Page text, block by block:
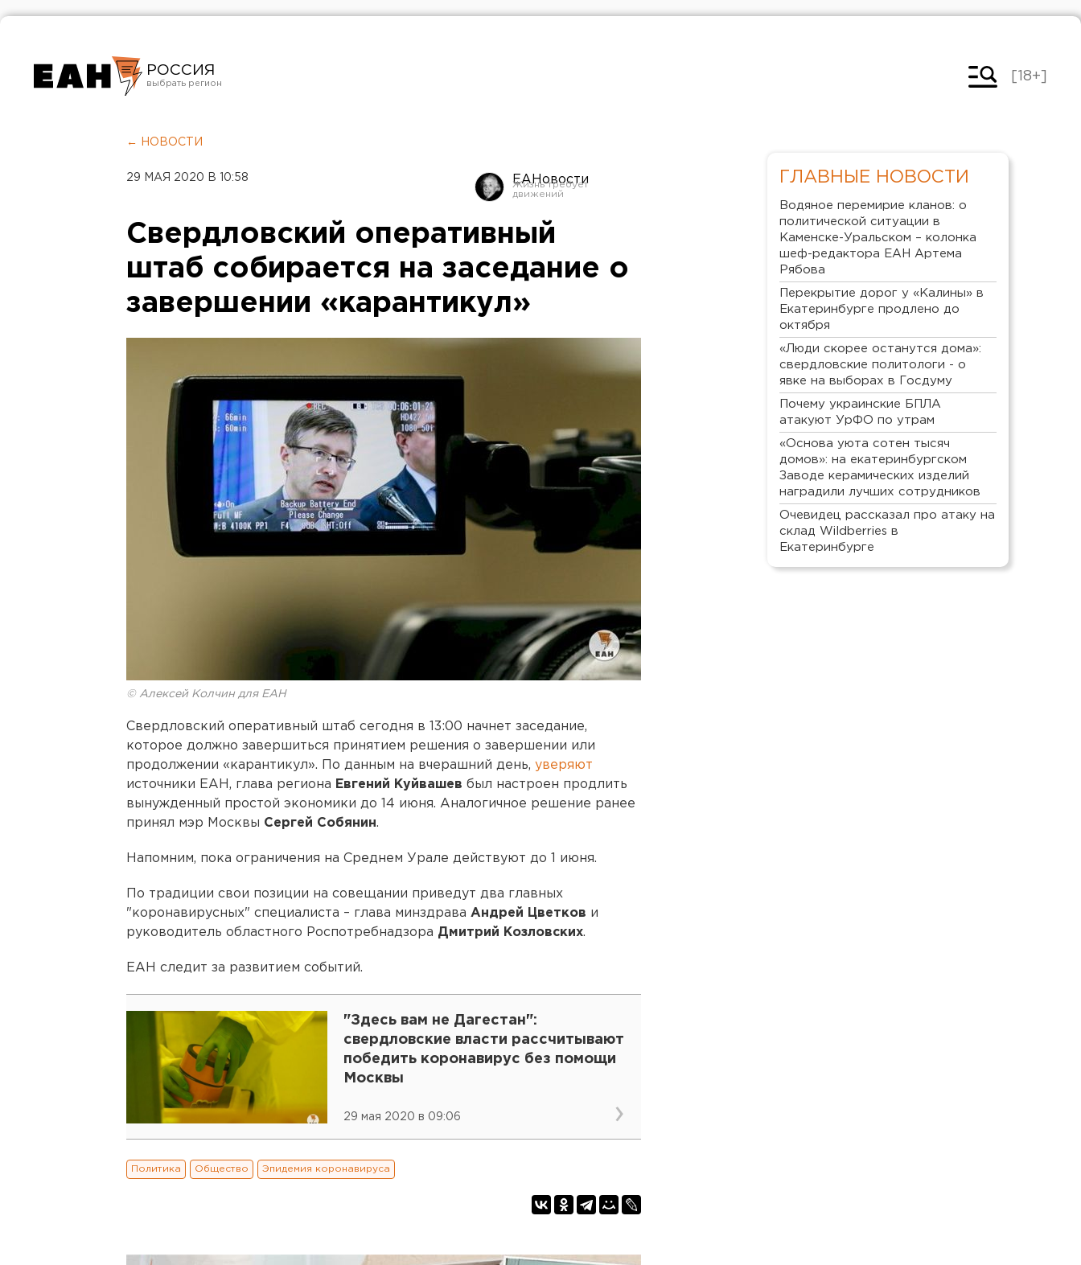
РОССИЯ
Челябинск
[18+]
← НОВОСТИ
29 МАЯ 2020 В 10:58 ЕАНовости
Свердловский оперативный
штаб собирается на заседание о
завершении «карантикул»
© Алексей Колчин для ЕАН
Свердловский оперативный штаб сегодня в 13:00 начнет заседание,
которое должно завершиться принятием решения о завершении или
продолжении «карантикул». По данным на вчерашний день, уверяют
источники ЕАН, глава региона Евгений Куйвашев был настроен продлить
вынужденный простой экономики до 14 июня. Аналогичное решение ранее
принял мэр Москвы Сергей Собянин.
Напомним, пока ограничения на Среднем Урале действуют до 1 июня.
По традиции свои позиции на совещании приведут два главных
"коронавирусных" специалиста – глава минздрава Андрей Цветков и
руководитель областного Роспотребнадзора Дмитрий Козловских.
ЕАН следит за развитием событий.
"Здесь вам не Дагестан":
свердловские власти рассчитывают
победить коронавирус без помощи
Москвы
29 мая 2020 в 09:06
Политика Общество Эпидемия коронавируса
ГЛАВНЫЕ НОВОСТИ
Водяное перемирие кланов: о
политической ситуации в
Каменске-Уральском – колонка
шеф-редактора ЕАН Артема
Рябова
Перекрытие дорог у «Калины» в
Екатеринбурге продлено до
октября
«Люди скорее останутся дома»:
свердловские политологи - о
явке на выборах в Госдуму
Почему украинские БПЛА
атакуют УрФО по утрам
«Основа уюта сотен тысяч
домов»: на екатеринбургском
Заводе керамических изделий
наградили лучших сотрудников
Очевидец рассказал про атаку на
склад Wildberries в
Екатеринбурге